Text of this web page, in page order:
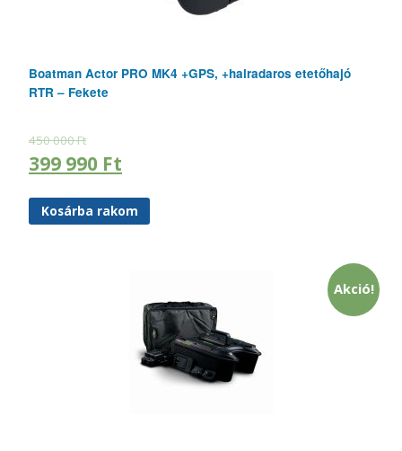
Boatman Actor PRO MK4 +GPS, +halradaros etetőhajó
RTR – Fekete
450 000Ft
399 990 Ft
Kosárba rakom
Akció!